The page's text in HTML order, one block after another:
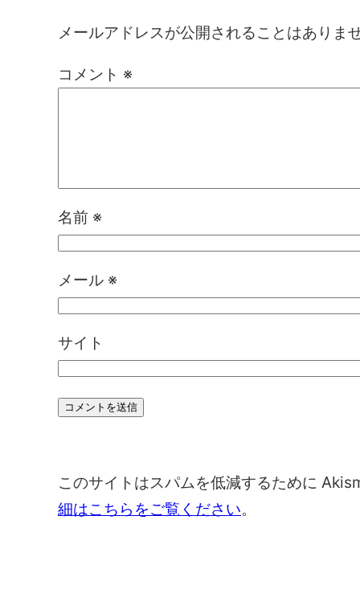
メールアドレスが公開されることはありませ
コメント ※
名前 ※
メール ※
サイト
このサイトはスパムを低減するために
細はこちらをご覧ください。